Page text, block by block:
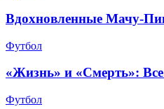
Вдохновленные Мачу-
Футбол
«Жизнь» и «Смерть»: Все
Футбол